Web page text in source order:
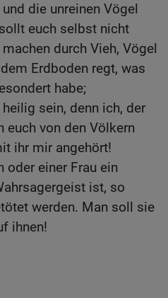
die unreinen Vögel
euch selbst nicht
durch Vieh, Vögel
Erdboden regt, was
habe;
sein, denn ich, der
euch von den Völkern
ihr mir angehört!
oder einer Frau ein
ist, so
werden. Man soll sie
ihnen!